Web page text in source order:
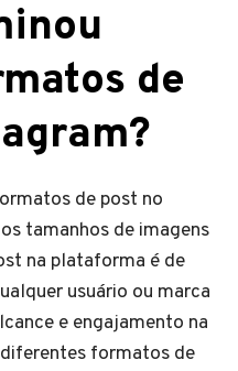
de
de post no
tamanhos de imagens
na plataforma é de
usuário ou marca
e engajamento na
formatos de